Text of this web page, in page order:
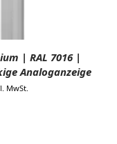
| RAL 7016 |
Analoganzeige
MwSt.